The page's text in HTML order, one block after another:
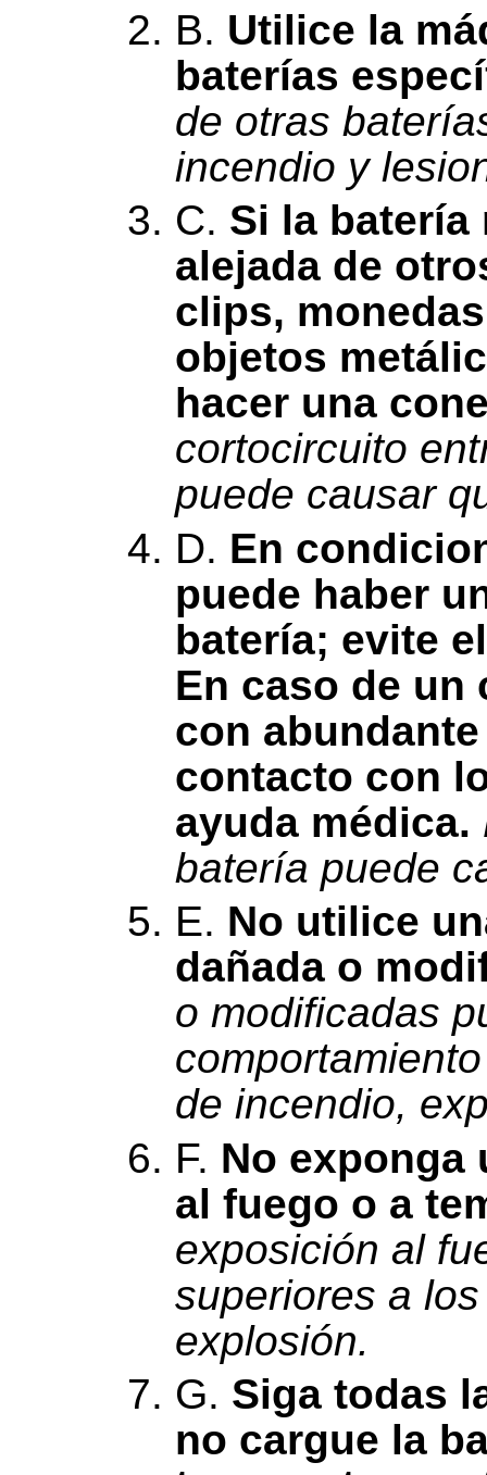
B. Utilice la
baterías
de otras
incendio y
C. Si la batería
alejada de
clips,
objetos
hacer una
cortocircuito
puede causar
D. En
puede haber
batería; evite
En caso de un
con
contacto con
ayuda médica.
batería puede
E. No utilice
dañada o
o modificadas
de incendio,
F. No exponga
al fuego o a
exposición al
superiores a
explosión.
G. Siga todas
no cargue la